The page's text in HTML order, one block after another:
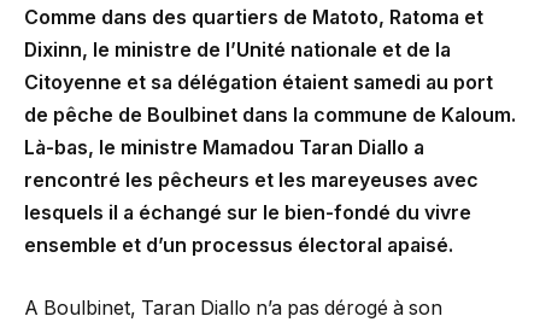
Comme dans des quartiers de Matoto, Ratoma et
Dixinn, le ministre de l’Unité nationale et de la
Citoyenne et sa délégation étaient samedi au port
de pêche de Boulbinet dans la commune de Kaloum.
Là-bas, le ministre Mamadou Taran Diallo a
rencontré les pêcheurs et les mareyeuses avec
lesquels il a échangé sur le bien-fondé du vivre
ensemble et d’un processus électoral apaisé.
A Boulbinet, Taran Diallo n’a pas dérogé à son